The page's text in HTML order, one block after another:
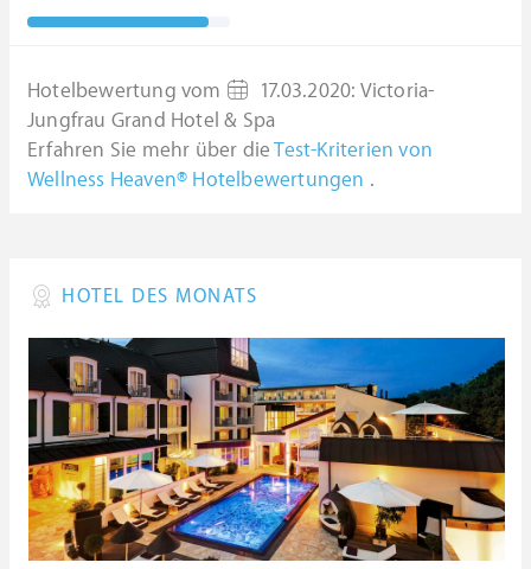
Hotelbewertung vom 17.03.2020: Victoria-
Jungfrau Grand Hotel & Spa
Erfahren Sie mehr über dieTest-Kriterien von
Wellness Heaven® Hotelbewertungen .
HOTEL DES MONATS